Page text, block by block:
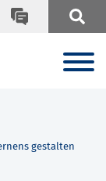
gestalten